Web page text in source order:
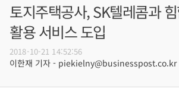
토지주택공사, SK텔레콤과
활용 서비스 도입
2018-10-21 14:52:56
이한재 기자 - piekielny@businesspost.co.kr